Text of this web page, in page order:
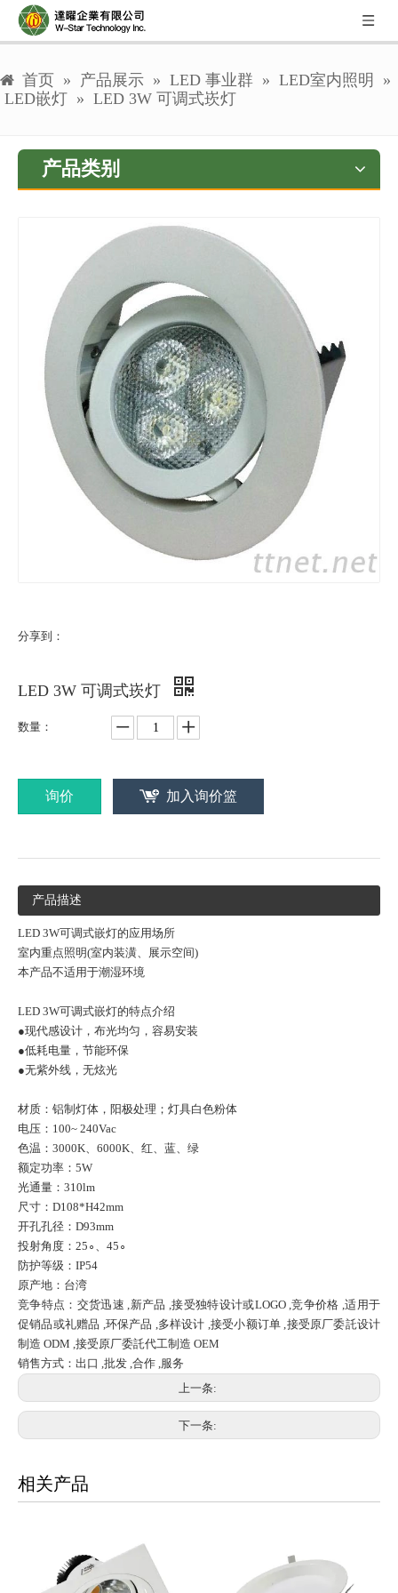
首页 » 产品展示 » LED 事业群 » LED室内照明
»
LED嵌灯 » LED 3W 可调式崁灯
产品类别
分享到：
LED 3W 可调式崁灯
数量：
询价 加入询价篮
产品描述
LED 3W可调式嵌灯的应用场所
室内重点照明(室内装潢、展示空间)
本产品不适用于潮湿环境
LED 3W可调式嵌灯的特点介绍
●现代感设计，布光均匀，容易安装
●低耗电量，节能环保
●无紫外线，无炫光
材质：铝制灯体，阳极处理；灯具白色粉体
电压：100~ 240Vac
色温：3000K、6000K、红、蓝、绿
额定功率：5W
光通量：310lm
尺寸：D108*H42mm
开孔孔径：D93mm
投射角度：25∘、45∘
防护等级：IP54
原产地：台湾
竞争特点：交货迅速 ,新产品 ,接受独特设计或LOGO ,竞争价格 ,适用于
促销品或礼赠品 ,环保产品 ,多样设计 ,接受小额订单 ,接受原厂委託设计
制造 ODM ,接受原厂委託代工制造 OEM
销售方式：出口 ,批发 ,合作 ,服务
上一条:
下一条:
相关产品